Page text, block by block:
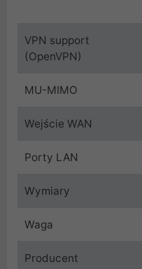
VPN support
(OpenVPN)
MU-MIMO
Wejście WAN
Porty LAN
Wymiary
Waga
Producent